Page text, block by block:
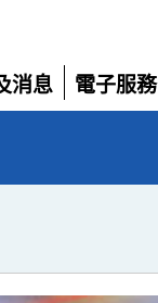
消息
電子服務
展